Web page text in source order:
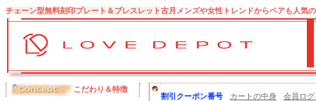
チェーン型無料刻印プレート＆ブレスレット古月 メンズや女性トレンドからペアも人気
こだわり＆特徴
割引クーポン番号 カートの中身 会員ログ